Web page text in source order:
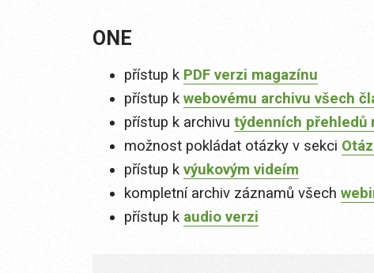
ONE
přístup k PDF verzi magazínu
přístup k webovému archivu všech
přístup k archivu týdenních přehledů
možnost pokládat otázky v sekci
přístup k výukovým videím
kompletní archiv záznamů všech
přístup k audio verzi